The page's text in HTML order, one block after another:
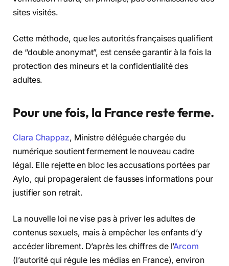
sites visités.
Cette méthode, que les autorités françaises qualifient
de “double anonymat”, est censée garantir à la fois la
protection des mineurs et la confidentialité des
adultes.
Pour une fois, la France reste ferme.
Clara Chappaz, Ministre déléguée chargée du
numérique soutient fermement le nouveau cadre
légal. Elle rejette en bloc les accusations portées par
Aylo, qui propageraient de fausses informations pour
justifier son retrait.
La nouvelle loi ne vise pas à priver les adultes de
contenus sexuels, mais à empêcher les enfants d’y
accéder librement. D’après les chiffres de l’Arcom
(l’autorité qui régule les médias en France), environ